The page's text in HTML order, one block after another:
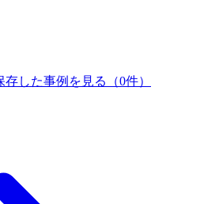
存した事例を見る（0件）